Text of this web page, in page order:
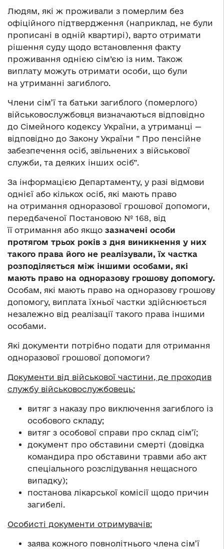
Людям, які ж проживали з померлим без
офіційного підтвердження (наприклад, не були
прописані в одній квартирі), варто отримати
рішення суду щодо встановлення факту
проживання однією сім’єю із ним. Також
виплату можуть отримати особи, що були
на утриманні загиблого.
Члени сім’ї та батьки загиблого (померлого)
військовослужбовця визначаються відповідно
до Сімейного кодексу України, а утриманці —
відповідно до Закону України ” Про пенсійне
забезпечення осіб, звільнених з військової
служби, та деяких інших осіб”.
За інформацією Департаменту, у разі відмови
однієї або кількох осіб, які мають право
на отримання одноразової грошової допомоги,
передбаченої Постановою № 168, від
її отримання або якщо зазначені особи
протягом трьох років з дня виникнення у них
такого права його не реалізували, їх частка
розподіляється між іншими особами, які
мають право на одноразову грошову допомогу.
Особам, які мають право на одноразову грошову
допомогу, виплата їхньої частки здійснюється
незалежно від реалізації такого права іншими
особами.
Які документи потрібно подати для отримання
одноразової грошової допомоги?
Документи від військової частини, де проходив
службу військовослужбовець:
витяг з наказу про виключення загиблого із
особового складу;
витяг з особової справи про склад сім’ї;
документ про обставини смерті (довідка
командира про обставини травми або акт
спеціального розслідування нещасного
випадку);
постанова лікарської комісії щодо причин
загибелі.
Особисті документи отримувачів:
заява кожного повнолітнього члена сім’ї